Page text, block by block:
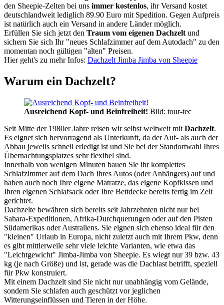
den Sheepie-Zelten bei uns immer kostenlos, ihr Versand kostet
deutschlandweit lediglich 89.90 Euro mit Spedition. Gegen Aufpreis
ist natürlich auch ein Versand in andere Länder möglich.
Erfüllen Sie sich jetzt den Traum vom eigenen Dachzelt und
sichern Sie sich Ihr "neues Schlafzimmer auf dem Autodach" zu den
momentan noch gültigen "alten" Preisen.
Hier geht's zu mehr Infos: Dachzelt Jimba Jimba von Sheepie
Warum ein Dachzelt?
Ausreichend Kopf- und Beinfreiheit! Bild: tour-tec
Seit Mitte der 1980er Jahre reisen wir selbst weltweit mit Dachzelt.
Es eignet sich hervorragend als Unterkunft, da der Auf- als auch der
Abbau jeweils schnell erledigt ist und Sie bei der Standortwahl Ihres
Übernachtungsplatzes sehr flexibel sind.
Innerhalb von wenigen Minuten bauen Sie ihr komplettes
Schlafzimmer auf dem Dach Ihres Autos (oder Anhängers) auf und
haben auch noch Ihre eigene Matratze, das eigene Kopfkissen und
Ihren eigenen Schlafsack oder Ihre Bettdecke bereits fertig im Zelt
gerichtet.
Dachzelte bewähren sich bereits seit Jahrzehnten nicht nur bei
Sahara-Expeditionen, Afrika-Durchquerungen oder auf den Pisten
Südamerikas oder Australiens. Sie eignen sich ebenso ideal für den
"kleinen" Urlaub in Europa, nicht zuletzt auch mit Ihrem Pkw, denn
es gibt mittlerweile sehr viele leichte Varianten, wie etwa das
"Leichtgewicht" Jimba-Jimba von Sheepie. Es wiegt nur 39 bzw. 43
kg (je nach Größe) und ist, gerade was die Dachlast betrifft, speziell
für Pkw konstruiert.
Mit einem Dachzelt sind Sie nicht nur unabhängig vom Gelände,
sondern Sie schlafen auch geschützt vor jeglichen
Witterungseinflüssen und Tieren in der Höhe.